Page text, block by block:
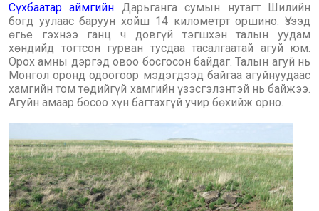
Сүхбаатар аймгийн Дарьганга сумын нутагт Шилийн
богд уулаас баруун хойш 14 километрт оршино. Үзээд
өгье гэхнээ ганц ч довгүй тэгшхэн талын уудам
хөндийд тогтсон гурван тусдаа тасалгаатай агуй юм.
Орох амны дэргэд овоо босгосон байдаг. Талын агуй нь
Монгол оронд одоогоор мэдэгдээд байгаа агуйнуудаас
хамгийн том төдийгүй хамгийн үзэсгэлэнтэй нь байжээ.
Агуйн амаар босоо хүн багтахгүй учир бөхийж орно.